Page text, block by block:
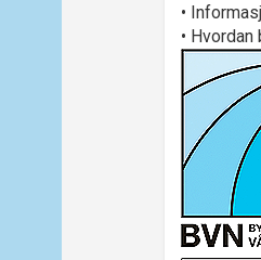
•
•